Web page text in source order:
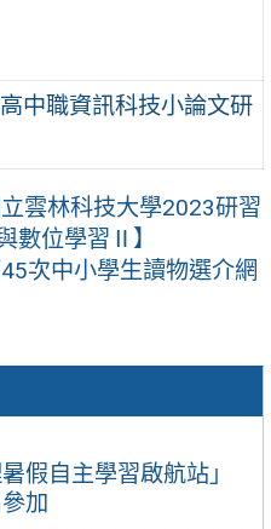
假自主學習啟航站」
加
中職資訊科技小論文研
雲林科技大學2023研習
數位學習Ⅱ】
次中小學生讀物選介網